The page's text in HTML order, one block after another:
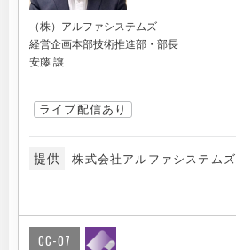
（株）アルファシステムズ
経営企画本部技術推進部・部長
安藤 譲
ライブ配信あり
提供 株式会社アルファシステムズ
CC-07